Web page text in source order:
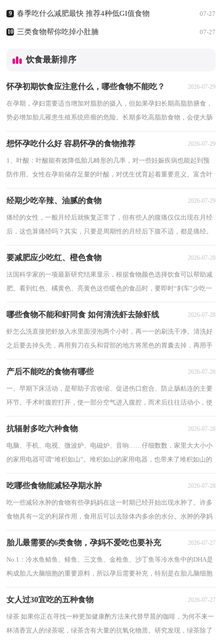
9 春季吃什么减肥最快 推荐4种低GI值食物 07-27
10 三类食物帮你吃掉小肚腩 07-27
饮食最新排序
怀孕初期饮食应注意什么，哪些食物不能吃？ 2026-07-29
在孕期，孕妇需要适当增加对脂肪的摄入，但如果孕妇长期高脂肪膳食，
势必增加胎儿罹患生殖系统癌瘤的危险。长期多吃高脂肪食物，会使大肠
内的胆酸和中性胆固醇浓度增加，同时，高脂肪食...
想怀孕吃什么好 容易怀孕的食物推荐 2026-07-29
1、叶酸：叶酸能有效降低胎儿畸形的几率，对一些妊娠疾病也能起到预
防作用。女性在孕前储存足量的叶酸，对优生优育起着重要意义。富含叶
酸的食物：鱼类、蛋类、绿叶蔬菜、各种动物...
经期少吃辛辣、油腻的食物 2026-07-29
痛经的女性，一般月经后就恢复正常了，但有些人的腹痛仅仅出现在月经
后，这也算痛经吗？其实，只要是周期性的月经后下腹不适，都是痛经。
中医学认为疼痛的原因是局部阻塞、气血流通不畅...
要减肥应少吃红、橙色食物 2026-07-28
法国科学家的一项最新研究结果显示，根据食物颜色选择饮食可以帮助减
肥。看到红色、橘黄色、亮黄色这些暖色的食品时，要即时“刹车”少吃一
点。看到白色、绿色、黑色的食物时，可...
哪些食物不能和虾同食 如何清洗虾去除虾线 2026-07-28
虾怎么洗直接把虾放入水里面浸泡两个小时，再一一的刷洗干净。清洗好
之后要去掉头壳，再用剪刀在头和背部的地方将黑色的胃囊去掉，再用手
捏住虾尾处的尾甲，去掉肠线，再在背上竖着剪...
产后不能吃的食物有哪些 2026-07-28
一、早期下床活动，是帮助子宫收缩、促进伤口愈合、防止肠粘连的主要
环节。手术时腹腔打开，使一部分空气进入腹腔，而术后往往活动小，使
肠蠕动减弱，容易发生肠胀气和粘连。所以产妇...
抗辐射多吃六种食物 2026-07-28
电脑、手机、电视、微波炉、电磁炉、音响……仔细数数，家里大大小小
的家用电器可谓“堆积如山”。堆积如山的家用电器，也带来了堆积如山的
电磁辐射。专家建议，为避免电磁辐射带...
吃哪些食物能减轻孕期水肿 2026-07-28
吃一些减轻水肿的食物有些孕妈妈在这一时期已经开始出现水肿了。许多
食物具有一定的利尿作用，食用后可以去除体内多余的水分。水肿的孕妈
妈不妨尝试下面的食物，这些食物既可以...
胎儿最需要的6类食物，孕妈不爱吃也要补充 2026-07-27
No.1：冷水鱼鲭鱼、鲱鱼、三文鱼、金枪鱼、沙丁鱼等冷水鱼中的DHA是
构成胎儿大脑细胞的重要原料，所以孕后需要补充，特别是在胎儿脑细胞
分裂加速的孕20周之后。最好蒸或炖着吃如...
女人过30宜吃的五种食物 2026-07-27
绿茶 如果你正在寻找一种更加健康酌方法来代替早晨的咖啡，为何不来一
杯清香宜人的绿茶呢，绿茶含有大量的抗氧化物质。研究发现，绿茶除了